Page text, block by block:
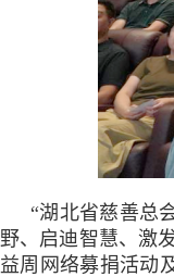
“湖北省慈善总
野、启迪智慧、激
益周网络募捐活动